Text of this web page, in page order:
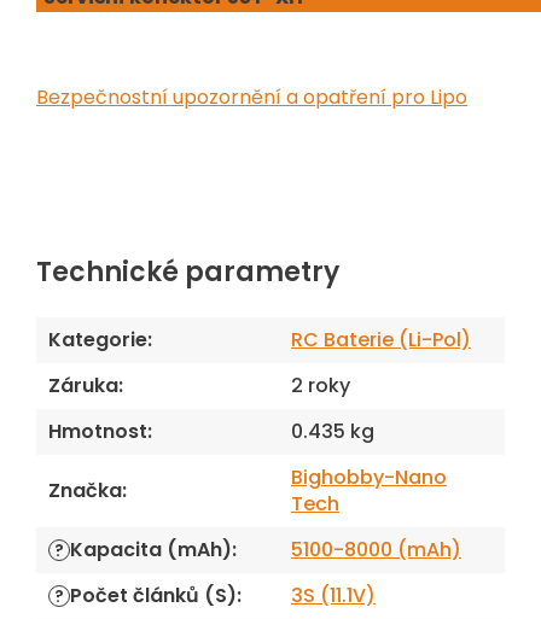
Bezpečnostní upozornění a opatření pro Lipo
Technické parametry
Kategorie:
RC Baterie (Li-Pol)
Záruka:
2 roky
Hmotnost: 0.435 kg
Značka:
Bighobby-Nano
Tech
? Kapacita (mAh): 5100-8000 (mAh)
? Počet článků (S):
3S (11.1V)